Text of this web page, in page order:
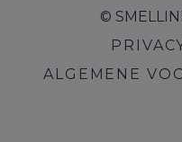
©
ALGEMENE